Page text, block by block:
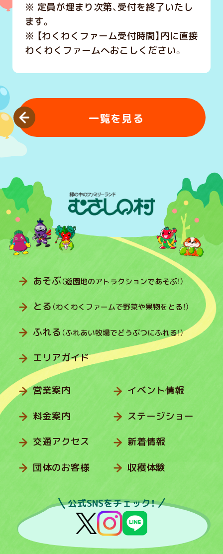
※ 定員が埋まり次第、受付を終了いたし
ます。
※ 【わくわくファーム受付時間】内に直接
わくわくファームへおこしください。
一覧を見る
あそぶ（遊園地のアトラクションであそぶ！）
とる （わくわくファームで野菜や果物をとる！）
ふれる （ふれあい牧場でどうぶつにふれる！）
エリアガイド
営業案内
料金案内
交通アクセス
団体のお客様
イベント情報
ステージショー
新着情報
収穫体験
公式SNSをチェック！